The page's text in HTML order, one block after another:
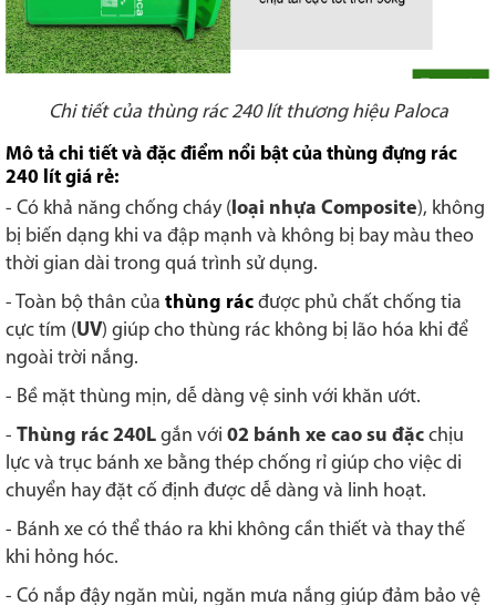
Chi tiết của thùng rác 240 lít thương hiệu Paloca
Mô tả chi tiết và đặc điểm nổi bật của thùng đựng rác
240 lít giá rẻ:
- Có khả năng chống cháy (loại nhựa Composite), không
bị biến dạng khi va đập mạnh và không bị bay màu theo
thời gian dài trong quá trình sử dụng.
- Toàn bộ thân của thùng rác được phủ chất chống tia
cực tím (UV) giúp cho thùng rác không bị lão hóa khi để
ngoài trời nắng.
- Bề mặt thùng mịn, dễ dàng vệ sinh với khăn ướt.
- Thùng rác 240L gắn với 02 bánh xe cao su đặc chịu
lực và trục bánh xe bằng thép chống rỉ giúp cho việc di
chuyển hay đặt cố định được dễ dàng và linh hoạt.
- Bánh xe có thể tháo ra khi không cần thiết và thay thế
khi hỏng hóc.
- Có nắp đậy ngăn mùi, ngăn mưa nắng giúp đảm bảo vệ